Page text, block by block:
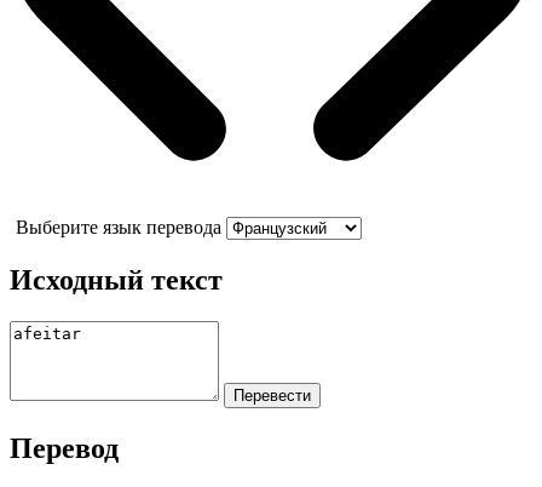
Выберите язык перевода
Исходный текст
Перевод